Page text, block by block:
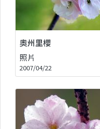
奧州里櫻
照片
2007/04/22